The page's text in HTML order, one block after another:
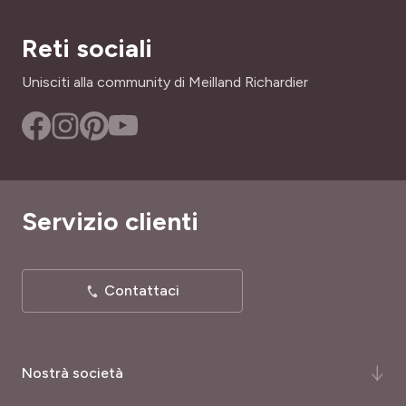
PORTAMENTO
Cespuglio
803911
ALTEZZA A MATURITÀ
INTERESSE DECORATIVO
Fiori grandi
Reti sociali
Unisciti alla community di Meilland Richardier
Nostrà società
Servizio clienti
Contattaci